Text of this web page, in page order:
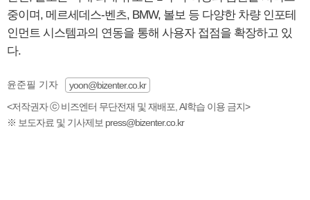
중이며, 메르세데스-벤츠, BMW, 볼보 등 다양한 차량 인포테
인먼트 시스템과의 연동을 통해 사용자 접점을 확장하고 있
다.
윤준필 기자
yoon@bizenter.co.kr
<저작권자 ⓒ 비즈엔터 무단전재 및 재배포, AI학습 이용 금지>
※ 보도자료 및 기사제보 press@bizenter.co.kr